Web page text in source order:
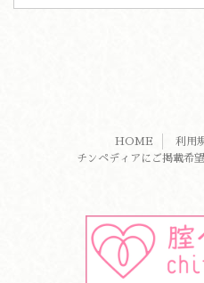
HOME 利用
チンペディアにご掲載希